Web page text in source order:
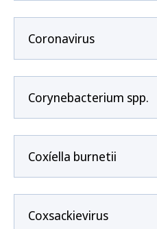
Coronavirus
Corynebacterium spp.
Coxíella burnetii
Coxsackievirus